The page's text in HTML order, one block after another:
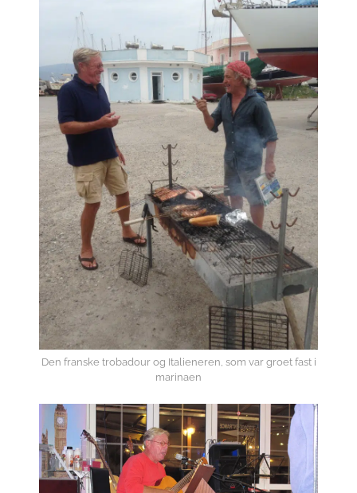
Den franske trobadour og Italieneren, som var groet fast i
marinaen